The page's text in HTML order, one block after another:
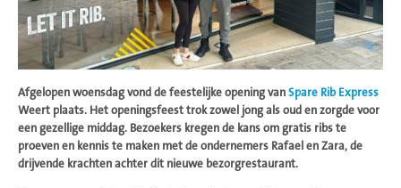
Afgelopen woensdag vond de feestelijke opening van Spare Rib Express
Weert plaats. Het openingsfeest trok zowel jong als oud en zorgde voor
een gezellige middag. Bezoekers kregen de kans om gratis ribs te
proeven en kennis te maken met de ondernemers Rafael en Zara, de
drijvende krachten achter dit nieuwe bezorgrestaurant.